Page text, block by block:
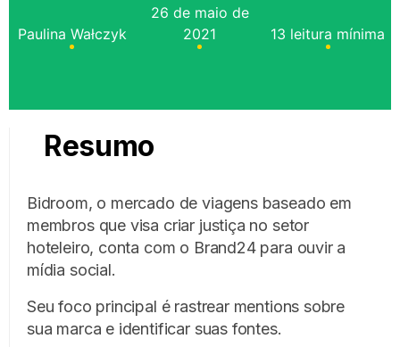
Paulina Wałczyk
26 de maio de
2021
13 leitura mínima
Resumo
Bidroom, o mercado de viagens baseado em
membros que visa criar justiça no setor
hoteleiro, conta com o Brand24 para ouvir a
mídia social.
Seu foco principal é rastrear mentions sobre
sua marca e identificar suas fontes.